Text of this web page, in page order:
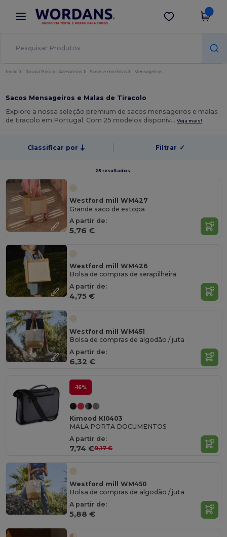
× App Wordans
Melhores preços na app!
Obter app
Início Roupa Básica | Acessórios Sacos e mochilas Mensageiros
Sacos Mensageiros e Malas de Tiracolo
Explore a nossa seleção premium de sacos mensageiros e malas
de tiracolo em Portugal. Com 25 modelos disponív…Veja mais!
Classificar por Filtrar ✓
25 resultados.
Westford mill WM427
Grande saco de estopa
A partir de:
5,76 €
Westford mill WM426
Bolsa de compras de serapilheira
A partir de:
4,75 €
Westford mill WM451
Bolsa de compras de algodão / juta
A partir de:
6,32 €
-16%
Kimood KI0403
MALA PORTA DOCUMENTOS
A partir de:
7,74 €9,17 €
Westford mill WM450
Bolsa de compras de algodão / juta
A partir de:
5,88 €